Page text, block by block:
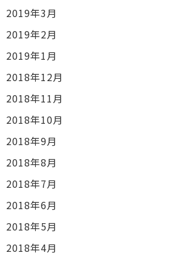
2019年3月
2019年2月
2019年1月
2018年12月
2018年11月
2018年10月
2018年9月
2018年8月
2018年7月
2018年6月
2018年5月
2018年4月